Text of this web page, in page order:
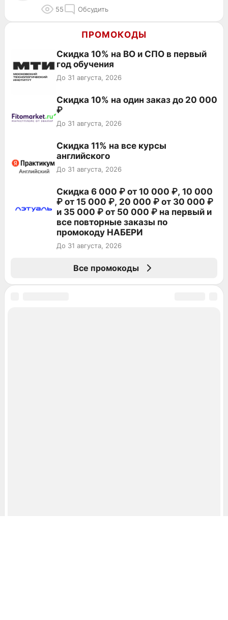
55 Обсудить
ПРОМОКОДЫ
Скидка 10% на ВО и СПО в первый
год обучения
До 31 августа, 2026
Скидка 10% на один заказ до 20 000
₽
До 31 августа, 2026
Скидка 11% на все курсы
английского
До 31 августа, 2026
Скидка 6 000 ₽ от 10 000 ₽, 10 000
₽ от 15 000 ₽, 20 000 ₽ от 30 000 ₽
и 35 000 ₽ от 50 000 ₽ на первый и
все повторные заказы по
промокоду НАБЕРИ
До 31 августа, 2026
Все промокоды